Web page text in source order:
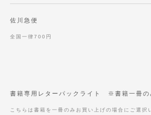
佐川急便
全国一律700円
書籍専用レターパックライト ※書籍一冊の
こちらは書籍を一冊のみお買い上げの場合にご選択